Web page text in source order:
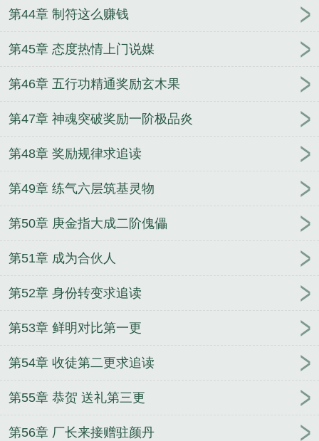
第44章 制符这么赚钱
第45章 态度热情上门说媒
第46章 五行功精通奖励玄木果
第47章 神魂突破奖励一阶极品炎
第48章 奖励规律求追读
第49章 练气六层筑基灵物
第50章 庚金指大成二阶傀儡
第51章 成为合伙人
第52章 身份转变求追读
第53章 鲜明对比第一更
第54章 收徒第二更求追读
第55章 恭贺 送礼第三更
第56章 厂长来接赠驻颜丹